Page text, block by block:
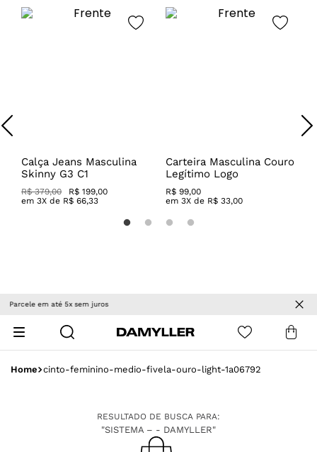
Calça Jeans Masculina
Skinny G3 C1
R$ 379,00
R$ 199,00
em 3X de R$ 66,33
Carteira Masculina Couro
Legítimo Logo
R$ 99,00
em 3X de R$ 33,00
cinto-feminino-medio-fivela-ouro-light-1a06792
RESULTADO DE BUSCA PARA:
"SISTEMA – - DAMYLLER"